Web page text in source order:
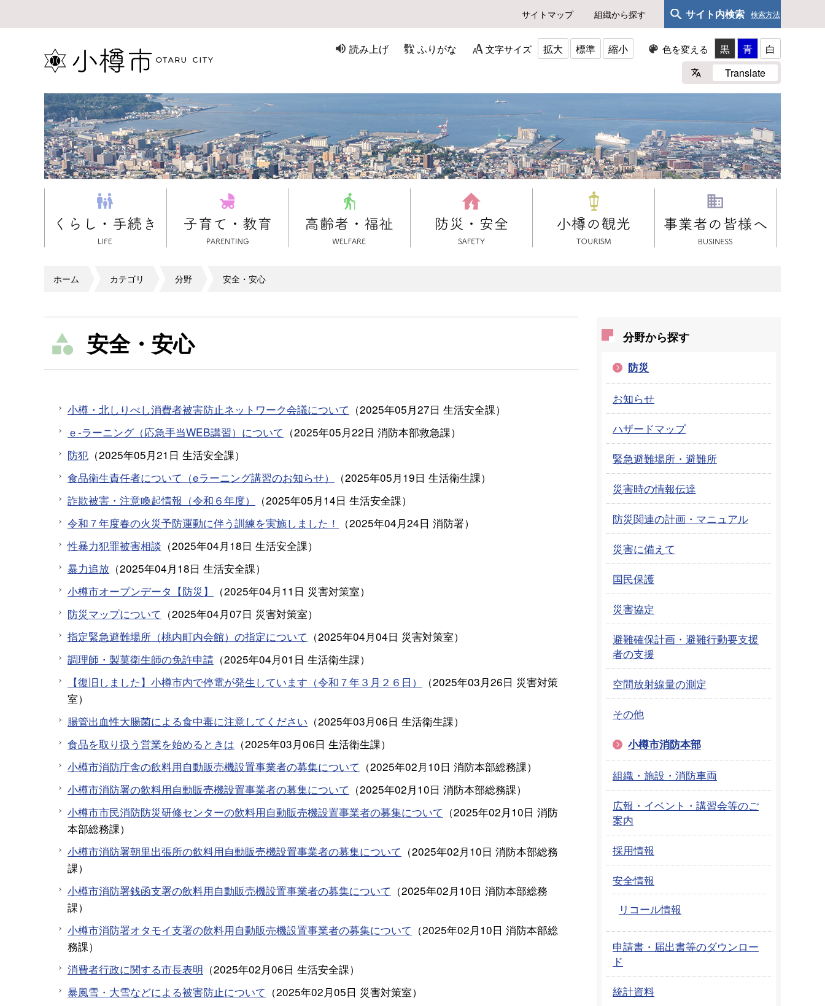
サイトマップ 組織から探す サイト内検索 検索方法
読み上げ ふりがな 文字サイズ 拡大 標準 縮小 色を変える 黒 青
白
Translate
ホーム カテゴリ 分野 安全・安心
安全・安心
小樽・北しりべし消費者被害防止ネットワーク会議について （2025年05月27日 生活安全課）
ｅ-ラーニング（応急手当WEB講習）について （2025年05月22日 消防本部救急課）
防犯 （2025年05月21日 生活安全課）
食品衛生責任者について（eラーニング講習のお知らせ）
（2025年05月19日 生活衛生課）
詐欺被害・注意喚起情報（令和６年度）
（2025年05月14日 生活安全課）
令和７年度春の火災予防運動に伴う訓練を実施しました！
（2025年04月24日 消防署）
性暴力犯罪被害相談 （2025年04月18日 生活安全課）
暴力追放 （2025年04月18日 生活安全課）
小樽市オープンデータ【防災】
（2025年04月11日 災害対策室）
防災マップについて （2025年04月07日 災害対策室）
指定緊急避難場所（桃内町内会館）の指定について （2025年04月04日 災害対策室）
調理師・製菓衛生師の免許申請 （2025年04月01日 生活衛生課）
【復旧しました】小樽市内で停電が発生しています（令和７年３月２６日）
（2025年03月26日 災害対策
室）
腸管出血性大腸菌による食中毒に注意してください （2025年03月06日 生活衛生課）
食品を取り扱う営業を始めるときは （2025年03月06日 生活衛生課）
小樽市消防庁舎の飲料用自動販売機設置事業者の募集について （2025年02月10日 消防本部総務課）
小樽市消防署の飲料用自動販売機設置事業者の募集について （2025年02月10日 消防本部総務課）
小樽市市民消防防災研修センターの飲料用自動販売機設置事業者の募集について （2025年02月10日 消防
本部総務課）
小樽市消防署朝里出張所の飲料用自動販売機設置事業者の募集について （2025年02月10日 消防本部総務
課）
小樽市消防署銭函支署の飲料用自動販売機設置事業者の募集について （2025年02月10日 消防本部総務
課）
小樽市消防署オタモイ支署の飲料用自動販売機設置事業者の募集について （2025年02月10日 消防本部総
務課）
消費者行政に関する市長表明 （2025年02月06日 生活安全課）
暴風雪・大雪などによる被害防止について （2025年02月05日 災害対策室）
分野から探す
防災
お知らせ
ハザードマップ
緊急避難場所・避難所
災害時の情報伝達
防災関連の計画・マニュアル
災害に備えて
国民保護
災害協定
避難確保計画・避難行動要支援
者の支援
空間放射線量の測定
その他
小樽市消防本部
組織・施設・消防車両
広報・イベント・講習会等のご
案内
採用情報
安全情報
リコール情報
申請書・届出書等のダウンロー
ド
統計資料